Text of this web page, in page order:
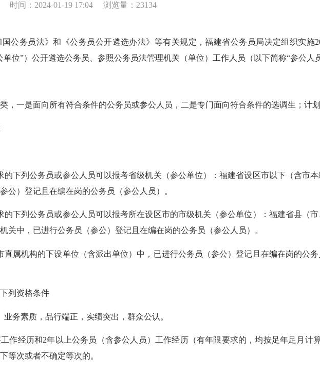
时间：2024-01-19 17:04 浏览量：23134
务员法》和《公务员公开遴选办法》等有关规定，福建省公务员局决定组织实施
单位”）公开遴选公务员、参照公务员法管理机关（单位）工作人员（以下简称“参公
一是面向所有符合条件的公务员或参公人员，二是专门面向符合条件的选调生；计
列公务员或参公人员可以报考省级机关（参公单位）：福建省设区市以下（含市
公）登记且在编在岗的公务员（参公人员）。
列公务员或参公人员可以报考所在设区市的市级机关（参公单位）：福建省县（
关中，已进行公务员（参公）登记且在编在岗的公务员（参公人员）。
机构的下设单位（含派出单位）中，已进行公务员（参公）登记且在编在岗的公
列资格条件
务素质，品行端正，实绩突出，群众公认。
经历和2年以上公务员（含参公人员）工作经历（有年限要求的，均按足年足月计
等次或者不确定等次的。